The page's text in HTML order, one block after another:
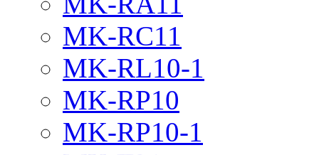
MK-RC11
MK-RL10-1
MK-RP10
MK-RP10-1